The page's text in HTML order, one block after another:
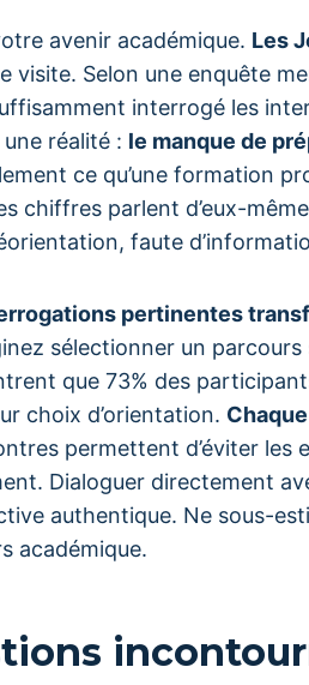
avenir académique. Les
visite. Selon une enquête
interrogé les
réalité : le manque de
ce qu’une formation
chiffres parlent d’eux-
faute
pertinentes
sélectionner un
que 73% des
choix d’orientation.
permettent d’éviter
Dialoguer directement
authentique. Ne sous-
académique.